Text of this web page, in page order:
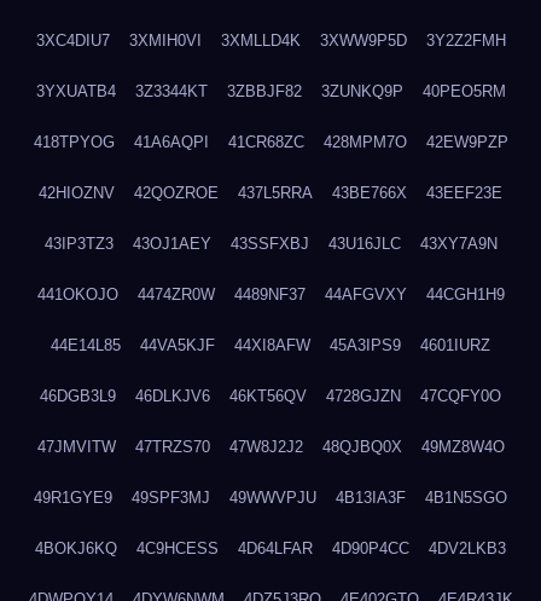
3XC4DIU7 3XMIH0VI 3XMLLD4K 3XWW9P5D 3Y2Z2FMH
3YXUATB4 3Z3344KT 3ZBBJF82 3ZUNKQ9P 40PEO5RM
418TPYOG 41A6AQPI 41CR68ZC 428MPM7O 42EW9PZP
42HIOZNV 42QOZROE 437L5RRA 43BE766X 43EEF23E
43IP3TZ3 43OJ1AEY 43SSFXBJ 43U16JLC 43XY7A9N
441OKOJO 4474ZR0W 4489NF37 44AFGVXY 44CGH1H9
44E14L85 44VA5KJF 44XI8AFW 45A3IPS9 4601IURZ
46DGB3L9 46DLKJV6 46KT56QV 4728GJZN 47CQFY0O
47JMVITW 47TRZS70 47W8J2J2 48QJBQ0X 49MZ8W4O
49R1GYE9 49SPF3MJ 49WWVPJU 4B13IA3F 4B1N5SGO
4BOKJ6KQ 4C9HCESS 4D64LFAR 4D90P4CC 4DV2LKB3